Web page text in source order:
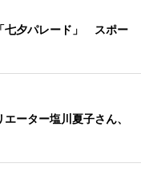
七夕パレード」 スポー
ーター塩川夏子さん、